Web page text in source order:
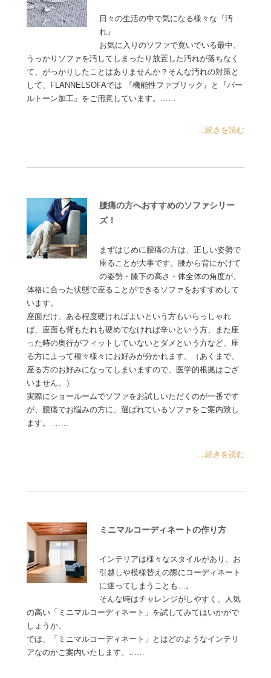
日々の生活の中で気になる様々な『汚
れ』
お気に入りのソファで寛いでいる最中、
うっかりソファを汚してしまったり放置した汚れが落ちなく
て、がっかりしたことはありませんか？そんな汚れの対策と
して、FLANNELSOFAでは 『機能性ファブリック』と『パー
ルトーン加工』をご用意しています。……
...続きを読む
腰痛の方へおすすめのソファシリー
ズ！
まずはじめに腰痛の方は、正しい姿勢で
座ることが大事です。腰から背にかけて
の姿勢・膝下の高さ・体全体の角度が、
体格に合った状態で座ることができるソファをおすすめして
います。
座面だけ、ある程度硬ければよいという方もいらっしゃれ
ば、座面も背もたれも硬めでなければ辛いという方、また座
った時の奥行がフィットしていないとダメという方など、座
る方によって種々様々にお好みが分かれます。（あくまで、
座る方のお好みになってしまいますので、医学的根拠はござ
いません。）
実際にショールームでソファをお試しいただくのが一番です
が、腰痛でお悩みの方に、選ばれているソファをご案内致し
ます。 ……
...続きを読む
ミニマルコーディネートの作り方
インテリアは様々なスタイルがあり、お
引越しや模様替えの際にコーディネート
に迷ってしまうことも…。
そんな時はチャレンジがしやすく、人気
の高い「ミニマルコーディネート」を試してみてはいかがで
しょうか。
では、「ミニマルコーディネート」とはどのようなインテリ
アなのかご案内いたします。……